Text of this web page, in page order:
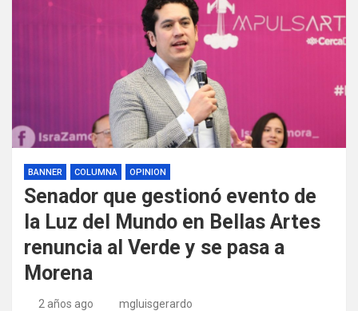
BANNER COLUMNA OPINION
Senador que gestionó evento de
la Luz del Mundo en Bellas Artes
renuncia al Verde y se pasa a
Morena
2 años ago mgluisgerardo